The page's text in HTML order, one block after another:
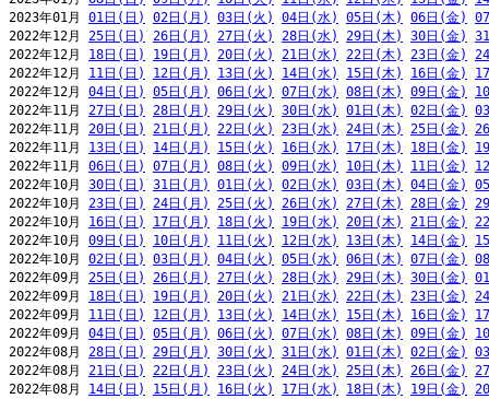
2023年01月 01日(日) 02日(月) 03日(火) 04日(水) 05日(木) 06日(金)
2022年12月 25日(日) 26日(月) 27日(火) 28日(水) 29日(木) 30日(金)
2022年12月 18日(日) 19日(月) 20日(火) 21日(水) 22日(木) 23日(金)
2022年12月 11日(日) 12日(月) 13日(火) 14日(水) 15日(木) 16日(金)
2022年12月 04日(日) 05日(月) 06日(火) 07日(水) 08日(木) 09日(金)
2022年11月 27日(日) 28日(月) 29日(火) 30日(水) 01日(木) 02日(金)
2022年11月 20日(日) 21日(月) 22日(火) 23日(水) 24日(木) 25日(金)
2022年11月 13日(日) 14日(月) 15日(火) 16日(水) 17日(木) 18日(金)
2022年11月 06日(日) 07日(月) 08日(火) 09日(水) 10日(木) 11日(金)
2022年10月 30日(日) 31日(月) 01日(火) 02日(水) 03日(木) 04日(金)
2022年10月 23日(日) 24日(月) 25日(火) 26日(水) 27日(木) 28日(金)
2022年10月 16日(日) 17日(月) 18日(火) 19日(水) 20日(木) 21日(金)
2022年10月 09日(日) 10日(月) 11日(火) 12日(水) 13日(木) 14日(金)
2022年10月 02日(日) 03日(月) 04日(火) 05日(水) 06日(木) 07日(金)
2022年09月 25日(日) 26日(月) 27日(火) 28日(水) 29日(木) 30日(金)
2022年09月 18日(日) 19日(月) 20日(火) 21日(水) 22日(木) 23日(金)
2022年09月 11日(日) 12日(月) 13日(火) 14日(水) 15日(木) 16日(金)
2022年09月 04日(日) 05日(月) 06日(火) 07日(水) 08日(木) 09日(金)
2022年08月 28日(日) 29日(月) 30日(火) 31日(水) 01日(木) 02日(金)
2022年08月 21日(日) 22日(月) 23日(火) 24日(水) 25日(木) 26日(金)
2022年08月 14日(日) 15日(月) 16日(火) 17日(水) 18日(木) 19日(金)